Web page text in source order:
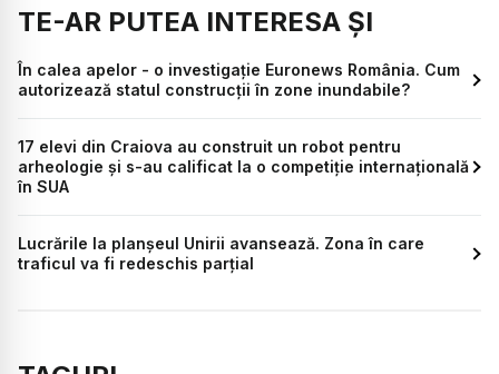
TE-AR PUTEA INTERESA ȘI
În calea apelor - o investigație Euronews România. Cum
autorizează statul construcții în zone inundabile?
17 elevi din Craiova au construit un robot pentru
arheologie și s-au calificat la o competiție internațională
în SUA
Lucrările la planșeul Unirii avansează. Zona în care
traficul va fi redeschis parțial